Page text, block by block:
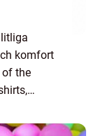
komfort
of the